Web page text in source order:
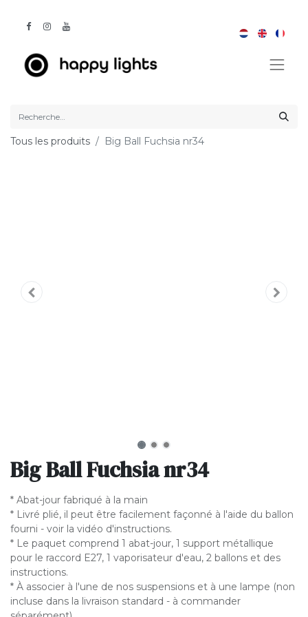
Tous les produits Big Ball Fuchsia nr34
Big Ball Fuchsia nr34
* Abat-jour fabriqué à la main
* Livré plié, il peut être facilement façonné à l'aide du ballon
fourni - voir la vidéo d'instructions.
* Le paquet comprend 1 abat-jour, 1 support métallique
pour le raccord E27, 1 vaporisateur d'eau, 2 ballons et des
instructions.
* À associer à l'une de nos suspensions et à une lampe (non
incluse dans la livraison standard - à commander